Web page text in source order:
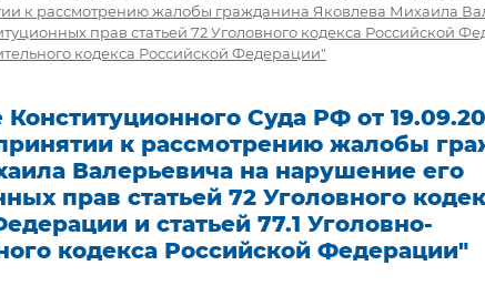
к рассмотрению жалобы гражданина Яковлева Михаила
прав статьей 72 Уголовного кодекса Российской
кодекса Российской Федерации"
Суда РФ от
к рассмотрению жалобы
Валерьевича на нарушение его
прав статьей 72 Уголовного
и статьей 77.1 Уголовно-
кодекса Российской Федерации"